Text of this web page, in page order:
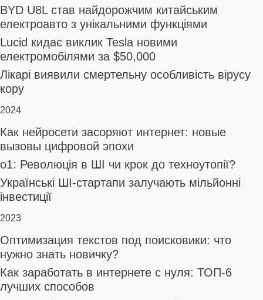
BYD U8L став найдорожчим китайським
електроавто з унікальними функціями
Lucid кидає виклик Tesla новими
електромобілями за $50,000
Лікарі виявили смертельну особливість вірусу
кору
2024
Как нейросети засоряют интернет: новые
вызовы цифровой эпохи
o1: Революція в ШІ чи крок до техноутопії?
Українські ШІ-стартапи залучають мільйонні
інвестиції
2023
Оптимизация текстов под поисковики: что
нужно знать новичку?
Как заработать в интернете с нуля: ТОП-6
лучших способов